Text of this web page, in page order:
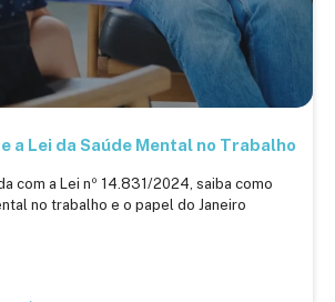
a Lei da Saúde Mental no Trabalho
com a Lei nº 14.831/2024, saiba como
no trabalho e o papel do Janeiro